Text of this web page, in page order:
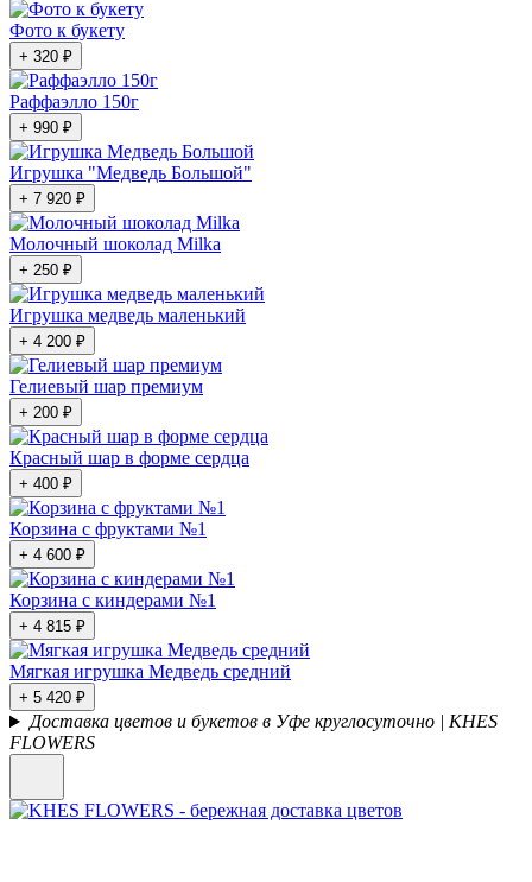
Фото к букету
+ 320 ₽
Раффаэлло 150г
+ 990 ₽
Игрушка "Медведь Большой"
+ 7 920 ₽
Молочный шоколад Milka
+ 250 ₽
Игрушка медведь маленький
+ 4 200 ₽
Гелиевый шар премиум
+ 200 ₽
Красный шар в форме сердца
+ 400 ₽
Корзина с фруктами №1
+ 4 600 ₽
Корзина с киндерами №1
+ 4 815 ₽
Мягкая игрушка Медведь средний
+ 5 420 ₽
Доставка цветов и букетов в Уфе круглосуточно | KHES
FLOWERS